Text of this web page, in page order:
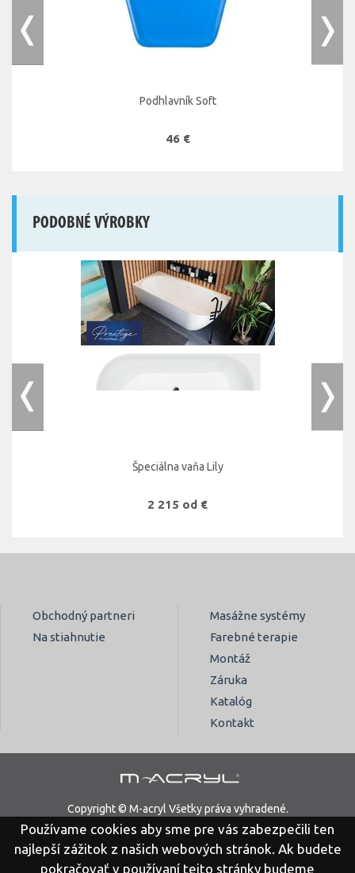
Používame cookies aby sme pre vás zabezpečili ten
najlepší zážitok z našich webových stránok. Ak budete
pokračovať v používaní tejto stránky budeme
Podhlavník Soft
46 €
PODOBNÉ VÝROBKY
Špeciálna vaňa Lily
2 215 od €
Obchodný partneri
Na stiahnutie
Masážne systémy
Farebné terapie
Montáž
Záruka
Katalóg
Kontakt
Copyright © M-acryl Všetky práva vyhradené.
Právne vyhlásenie Ochrana osobných údajov